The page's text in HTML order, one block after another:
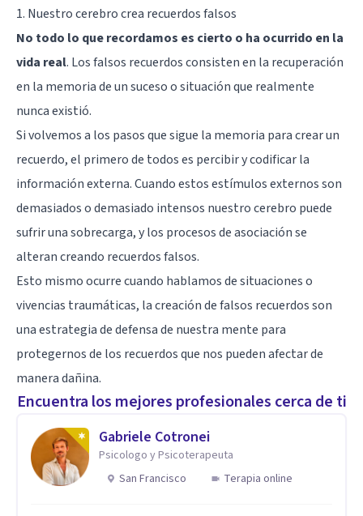
1. Nuestro cerebro crea recuerdos falsos
No todo lo que recordamos es cierto o ha ocurrido en la
vida real. Losfalsos recuerdosconsisten en la recuperación
en la memoria de un suceso o situación que realmente
nunca existió.
Si volvemos a los pasos que sigue la memoria para crear un
recuerdo, el primero de todos es percibir y codificar la
información externa. Cuando estos estímulos externos son
demasiados o demasiado intensos nuestro cerebro puede
sufrir una sobrecarga, y los procesos de asociación se
alteran creando recuerdos falsos.
Esto mismo ocurre cuando hablamos de situaciones o
vivencias traumáticas, la creación de falsos recuerdos son
una estrategia de defensa de nuestra mente para
protegernos de los recuerdos que nos pueden afectar de
manera dañina.
Encuentra los mejores profesionales cerca de ti
Gabriele Cotronei
Psicologo y Psicoterapeuta
San Francisco
Terapia online